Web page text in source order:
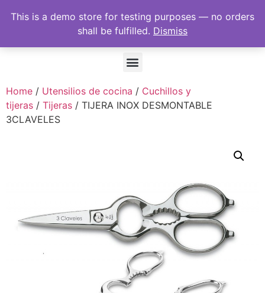
Home / Utensilios de cocina / Cuchillos y
tijeras / Tijeras / TIJERA INOX DESMONTABLE
3CLAVELES
This is a demo store for testing purposes — no orders
shall be fulfilled. Dismiss